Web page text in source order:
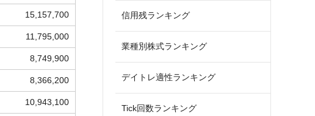
15,157,700
11,795,000
8,749,900
8,366,200
10,943,100
信用残ランキング
業種別株式ランキング
デイトレ適性ランキング
Tick回数ランキング